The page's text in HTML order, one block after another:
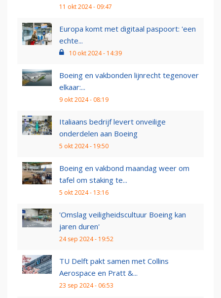
11 okt 2024 - 09:47
Europa komt met digitaal paspoort: 'een
echte...
10 okt 2024 - 14:39
Boeing en vakbonden lijnrecht tegenover
elkaar:...
9 okt 2024 - 08:19
Italiaans bedrijf levert onveilige
onderdelen aan Boeing
5 okt 2024 - 19:50
Boeing en vakbond maandag weer om
tafel om staking te...
5 okt 2024 - 13:16
'Omslag veiligheidscultuur Boeing kan
jaren duren'
24 sep 2024 - 19:52
TU Delft pakt samen met Collins
Aerospace en Pratt &...
23 sep 2024 - 06:53